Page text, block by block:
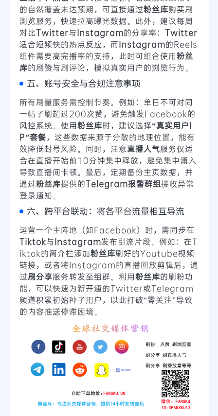
的自然覆盖未达预期，可直接通过粉丝库购买刷
浏览服务，快速拉高曝光数据。此外，建议每周
对比Twitter与Instagram的分享率： Twitter
适合短频快的热点反应，而Instagram的Reels
组件需要高完播率的支持，此时可组合使用粉丝
库的刷赞与刷评论，模拟真实用户的浏览行为。
五、账号安全与合规注意事项
所有刷量服务需控制节奏。例如：单日不可对同
一帖子刷超过200次赞，避免触发Facebook的
风控系统。使用粉丝库时，建议选择“真实用户I
P”套餐，这些数据来源于分散的地理位置，能有
效降低封号风险。同时，注意直播人气服务仅适
合在直播开始前10分钟集中释放，避免集中涌入
导致直播间卡顿。最后，定期备份主页数据，并
通过粉丝库提供的Telegram报警群组接收异常
登录通知。
六、跨平台联动：将各平台流量相互导流
运营一个主阵地（如Facebook）时，需同步在
Tiktok与Instagram发布引流片段。例如：在T
iktok的简介栏添加粉丝库刷好的Youtube视频
链接，或者将Instagram的直播回放剪辑后，通
过刷分享服务转发至组群。利用粉丝库的刷粉功
能，可以快速为新开通的Twitter或Telegram
频道积累初始种子用户，以此打破“零关注”导致
的内容推送停滞困境。